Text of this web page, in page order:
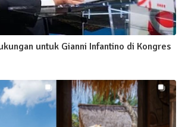
untuk Gianni Infantino di Kongres